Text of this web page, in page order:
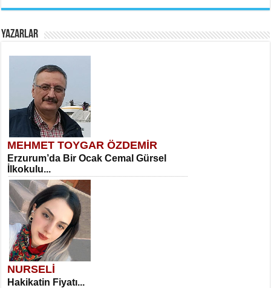
YAZARLAR
MEHMET TOYGAR ÖZDEMİR
Erzurum’da Bir Ocak Cemal Gürsel
İlkokulu...
NURSELİ
Hakikatin Fiyatı...